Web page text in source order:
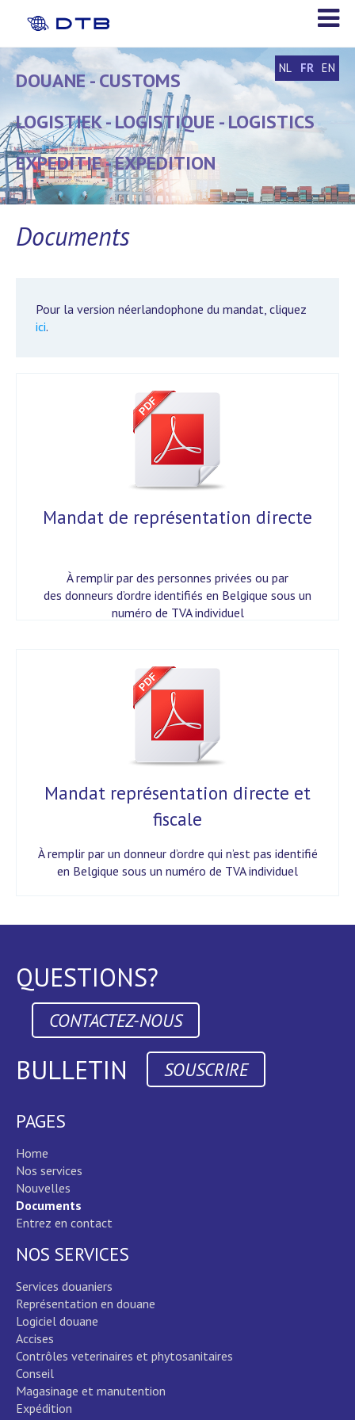
NL FR EN
DOUANE - CUSTOMS
LOGISTIEK - LOGISTIQUE - LOGISTICS
EXPEDITIE - EXPEDITION
DOUANE - CUSTOMS
LOGISTIEK - LOGISTIQUE - LOGISTICS
EXPEDITIE - EXPEDITION
Documents
Pour la version néerlandophone du mandat, cliquez
ici.
Mandat de représentation directe
À remplir par des personnes privées ou par
des donneurs d’ordre identifiés en Belgique sous un
numéro de TVA individuel
Mandat représentation directe et
fiscale
À remplir par un donneur d’ordre qui n’est pas identifié
en Belgique sous un numéro de TVA individuel
QUESTIONS?
CONTACTEZ-NOUS
BULLETIN SOUSCRIRE
PAGES
Home
Nos services
Nouvelles
Documents
Entrez en contact
NOS SERVICES
Services douaniers
Représentation en douane
Logiciel douane
Accises
Contrôles veterinaires et phytosanitaires
Conseil
Magasinage et manutention
Expédition